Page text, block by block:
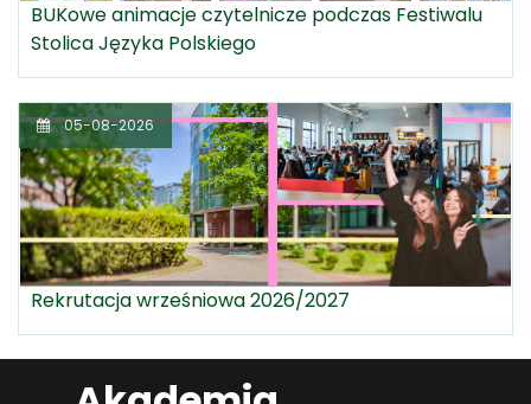
BUKowe animacje czytelnicze podczas Festiwalu
Stolica Języka Polskiego
05-08-2026
Rekrutacja wrześniowa 2026/2027